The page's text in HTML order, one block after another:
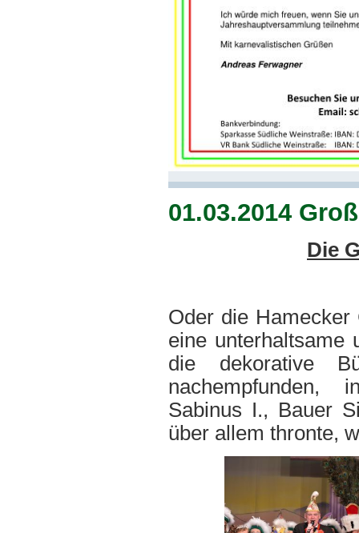
01.03.2014
Die
Oder die
eine unterhaltsame
die dekorative
nachempfunden,
Sabinus I., Bauer
über allem thronte,